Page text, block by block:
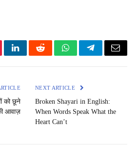
LinkedInRedditWhatsAppTelegramEmail
को छूने
आवाज़
NEXT ARTICLE
Broken Shayari in English:
When Words Speak What the
Heart Can’t